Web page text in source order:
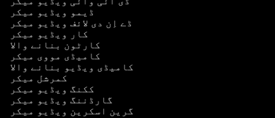
ڈیمو ویڈیو میکر
ڈے اِن دی لائف ویڈیو میکر
کار ویڈیو میکر
کارٹون بنانے والا
کامیڈی مووی میکر
کامیڈی ویڈیو بنانے والا
کمرشل میکر
ککنگ ویڈیو میکر
گارڈننگ ویڈیو میکر
گرین اسکرین ویڈیو میکر